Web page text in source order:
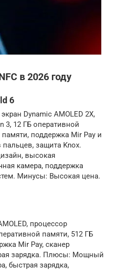
в 2026 году
6
Dynamic AMOLED 2X,
3, 12 ГБ оперативной
поддержка Mir Pay и
пальцев, защита Knox.
высокая
камера, поддержка
Минусы: Высокая цена.
процессор
памяти, 512 ГБ
Mir Pay, сканер
зарядка. Плюсы: Мощный
быстрая зарядка,